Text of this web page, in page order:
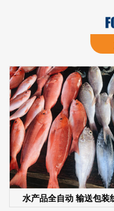
水产品全自动 输送包装